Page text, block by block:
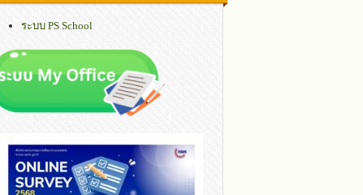
ระบบ PS School